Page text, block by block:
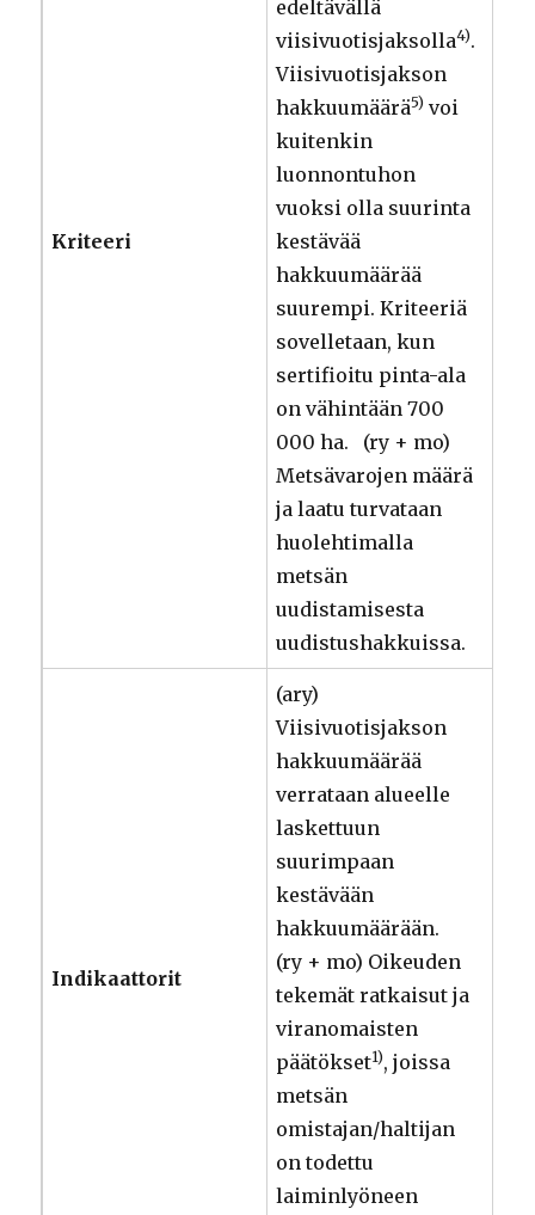
Kriteeri
edeltävällä
viisivuotisjaksolla4).
Viisivuotisjakson
hakkuumäärä5) voi
kuitenkin
luonnontuhon
vuoksi olla suurinta
kestävää
hakkuumäärää
suurempi. Kriteeriä
sovelletaan, kun
sertifioitu pinta-ala
on vähintään 700
000 ha. (ry + mo)
Metsävarojen määrä
ja laatu turvataan
huolehtimalla
metsän
uudistamisesta
uudistushakkuissa.
Indikaattorit
(ary)
Viisivuotisjakson
hakkuumäärää
verrataan alueelle
laskettuun
suurimpaan
kestävään
hakkuumäärään.
(ry + mo) Oikeuden
tekemät ratkaisut ja
viranomaisten
päätökset1), joissa
metsän
omistajan/haltijan
on todettu
laiminlyöneen